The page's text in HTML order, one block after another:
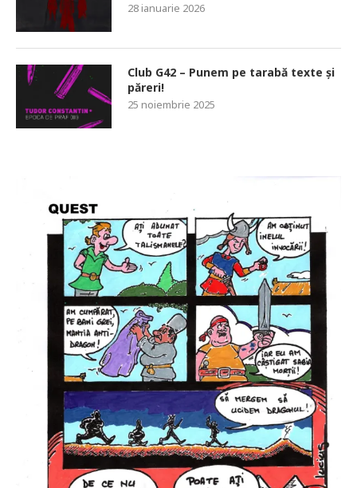
28 ianuarie 2026
Club G42 – Punem pe tarabă texte și
păreri!
25 noiembrie 2025